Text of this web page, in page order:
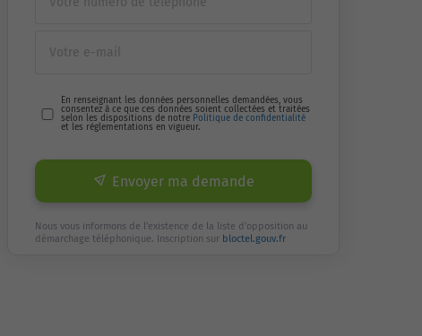
En renseignant les données personnelles demandées, vous
consentez à ce que ces données soient collectées et traitées
selon les dispositions de notre Politique de confidentialité
et les réglementations en vigueur.
Envoyer ma demande
Nous vous informons de l'existence de la liste d'opposition au
démarchage téléphonique. Inscription sur bloctel.gouv.fr